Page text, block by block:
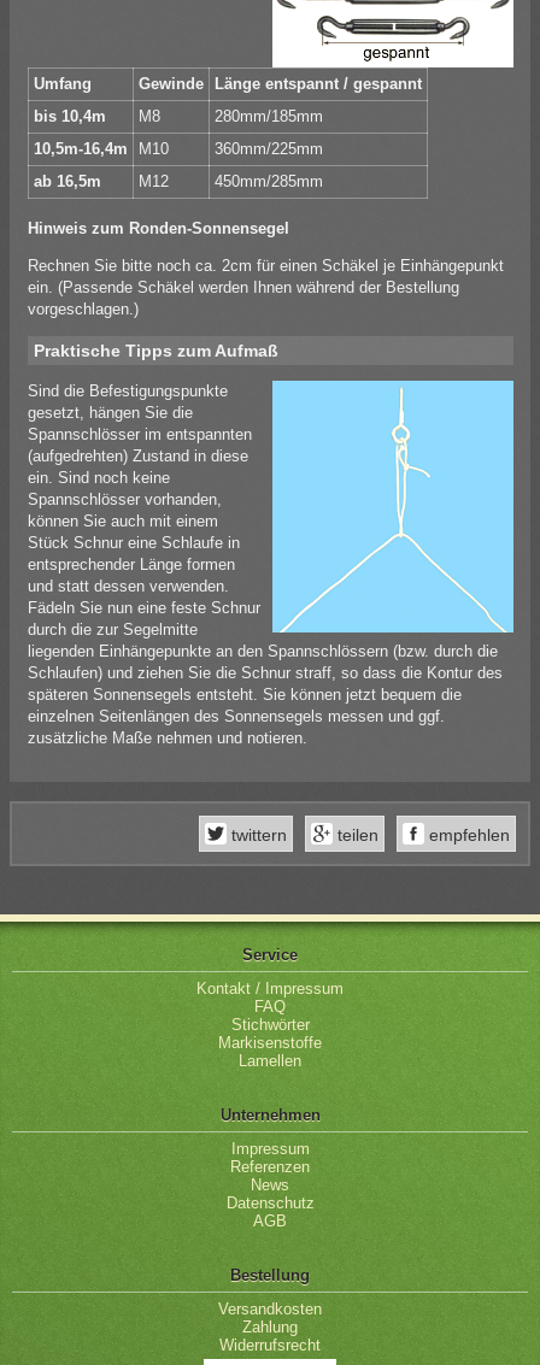
Umfang Gewinde
Länge entspannt / gespannt
bis 10,4m
M8
280mm/185mm
10,5m-16,4m
M10
360mm/225mm
ab 16,5m
M12 450mm/285mm
Hinweis zum Ronden-Sonnensegel
Rechnen Sie bitte noch ca. 2cm für einen Schäkel je Einhängepunkt
ein. (Passende Schäkel werden Ihnen während der Bestellung
vorgeschlagen.)
Praktische Tipps zum Aufmaß
Sind die Befestigungspunkte
gesetzt, hängen Sie die
Spannschlösser im entspannten
(aufgedrehten) Zustand in diese
ein. Sind noch keine
Spannschlösser vorhanden,
können Sie auch mit einem
Stück Schnur eine Schlaufe in
entsprechender Länge formen
und statt dessen verwenden.
Fädeln Sie nun eine feste Schnur
durch die zur Segelmitte
liegenden Einhängepunkte an den Spannschlössern (bzw. durch die
Schlaufen) und ziehen Sie die Schnur straff, so dass die Kontur des
späteren Sonnensegels entsteht. Sie können jetzt bequem die
einzelnen Seitenlängen des Sonnensegels messen und ggf.
zusätzliche Maße nehmen und notieren.
empfehlen
teilen
twittern
Service
Kontakt / Impressum
FAQ
Stichwörter
Markisenstoffe
Lamellen
Unternehmen
Impressum
Referenzen
News
Datenschutz
AGB
Bestellung
Versandkosten
Zahlung
Widerrufsrecht